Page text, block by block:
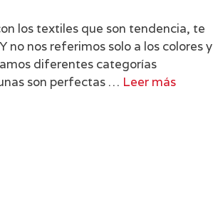
los textiles que son tendencia, te
nos referimos solo a los colores y
diferentes categorías
son perfectas … Leer más